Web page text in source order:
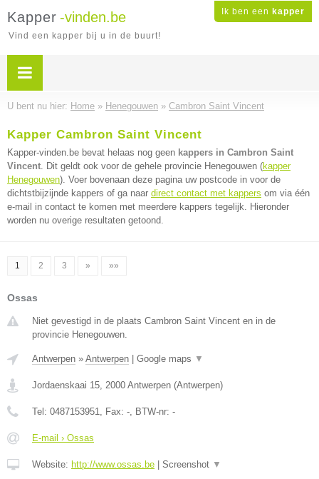
Ik ben een kapper
Kapper -vinden.be
Vind een kapper bij u in de buurt!
U bent nu hier: Home » Henegouwen » Cambron Saint Vincent
Kapper Cambron Saint Vincent
Kapper-vinden.be bevat helaas nog geen kappers in Cambron Saint
Vincent. Dit geldt ook voor de gehele provincie Henegouwen (kapper
Henegouwen). Voer bovenaan deze pagina uw postcode in voor de
dichtstbijzijnde kappers of ga naar direct contact met kappers om via één
e-mail in contact te komen met meerdere kappers tegelijk. Hieronder
worden nu overige resultaten getoond.
1 2 3 » »»
Ossas
Niet gevestigd in de plaats Cambron Saint Vincent en in de
provincie Henegouwen.
Antwerpen » Antwerpen Google maps ▼
Jordaenskaai 15, 2000 Antwerpen (Antwerpen)
Tel: 0487153951, Fax: -, BTW-nr: -
E-mail › Ossas
Website: http://www.ossas.be Screenshot ▼